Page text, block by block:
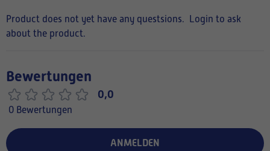
Product does not yet have any questsions.
Login to ask
about the product.
Bewertungen
0,0
0 Bewertungen
ANMELDEN